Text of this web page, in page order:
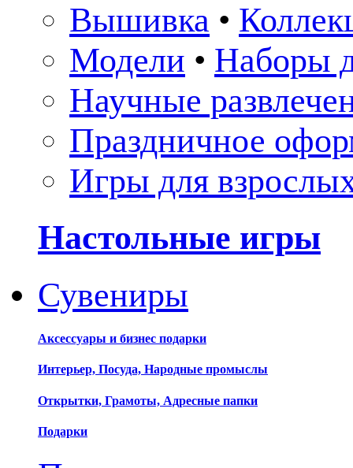
Вышивка •
Модели • Наборы
Научные
Праздничное
Игры для
Настольные игры
Сувениры
Аксессуары и бизнес подарки
Интерьер, Посуда, Народные промыслы
Открытки, Грамоты, Адресные папки
Подарки